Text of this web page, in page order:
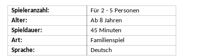
Spieleranzahl:
Für 2 - 5 Personen
Alter:
Ab 8 Jahren
Spieldauer:
45 Minuten
Art:
Familienspiel
Sprache:
Deutsch